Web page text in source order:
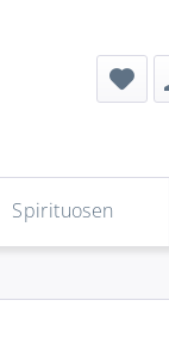
Spirituosen